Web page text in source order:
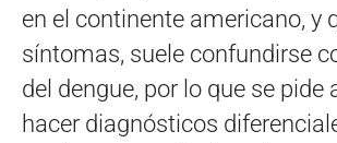
en el continente americano, y
síntomas, suele confundirse
del dengue, por lo que se pide
hacer diagnósticos